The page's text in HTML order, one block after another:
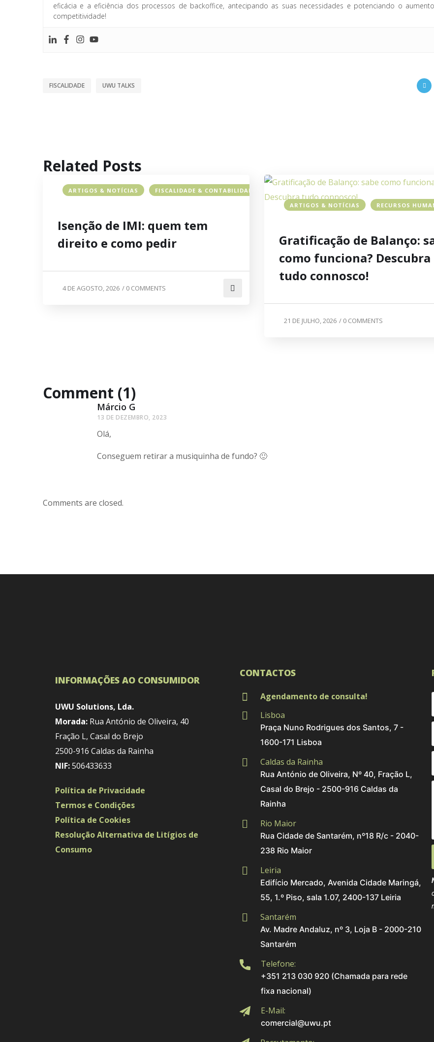
eficácia e a eficiência dos processos de backoffice, antecipando as suas necessidades e potenciando o
competitividade!
FISCALIDADE UWU TALKS
Related Posts
ARTIGOS & NOTÍCIAS FISCALIDADE & CONTABILIDADE
Isenção de IMI: quem tem
direito e como pedir
4 DE AGOSTO, 2026 / 0 COMMENTS
ARTIGOS & NOTÍCIAS RECURSOS
Gratificação de Balanço:
como funciona? Descubra
tudo connosco!
21 DE JULHO, 2026 / 0 COMMENTS
Comment (1)
Márcio G
13 DE DEZEMBRO, 2023
Olá,
Conseguem retirar a musiquinha de fundo? 🙂
Comments are closed.
INFORMAÇÕES AO CONSUMIDOR
UWU Solutions, Lda.
Morada: Rua António de Oliveira, 40
Fração L, Casal do Brejo
2500-916 Caldas da Rainha
NIF:506433633
Política de Privacidade
Termos e Condições
Política de Cookies
Resolução Alternativa de Litígios de
Consumo
CONTACTOS
Agendamento de consulta!
Lisboa
Praça Nuno Rodrigues dos Santos, 7 -
1600-171 Lisboa
Caldas da Rainha
Rua António de Oliveira, Nº 40, Fração L,
Casal do Brejo - 2500-916 Caldas da
Rainha
Rio Maior
Rua Cidade de Santarém, nº18 R/c - 2040-
238 Rio Maior
Leiria
Edifício Mercado, Avenida Cidade Maringá,
55, 1.º Piso, sala 1.07, 2400-137 Leiria
Santarém
Av. Madre Andaluz, nº 3, Loja B - 2000-210
Santarém
Telefone:
+351 213 030 920 (Chamada para rede
fixa nacional)
E-Mail:
comercial@uwu.pt